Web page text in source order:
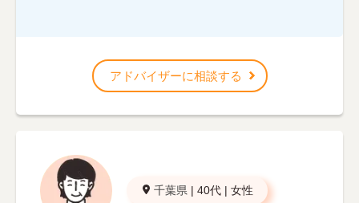
アドバイザーに相談する
千葉県 | 40代 | 女性